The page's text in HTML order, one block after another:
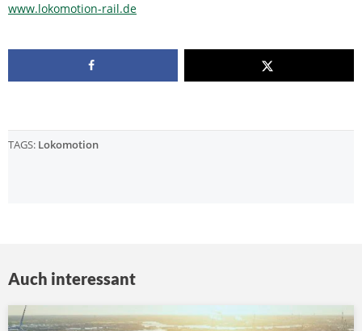
www.lokomotion-rail.de
TAGS: Lokomotion
Auch interessant